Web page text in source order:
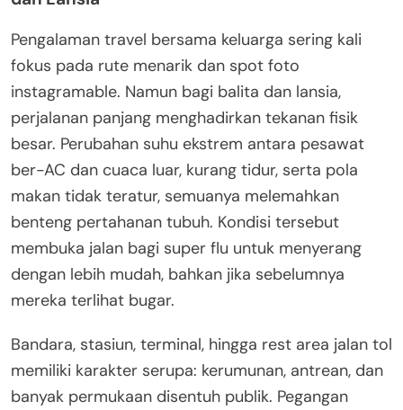
Pengalaman travel bersama keluarga sering kali
fokus pada rute menarik dan spot foto
instagramable. Namun bagi balita dan lansia,
perjalanan panjang menghadirkan tekanan fisik
besar. Perubahan suhu ekstrem antara pesawat
ber-AC dan cuaca luar, kurang tidur, serta pola
makan tidak teratur, semuanya melemahkan
benteng pertahanan tubuh. Kondisi tersebut
membuka jalan bagi super flu untuk menyerang
dengan lebih mudah, bahkan jika sebelumnya
mereka terlihat bugar.
Bandara, stasiun, terminal, hingga rest area jalan tol
memiliki karakter serupa: kerumunan, antrean, dan
banyak permukaan disentuh publik. Pegangan